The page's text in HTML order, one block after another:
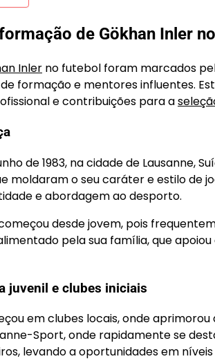
de Gökhan Inler
Inler no futebol foram marcados
formação e mentores influentes.
e contribuições para a
de 1983, na cidade de Lausanne,
moldaram o seu caráter e estilo de
e abordagem ao desporto.
desde jovem, pois
pela sua família, que
juvenil e clubes iniciais
em clubes locais, onde
Sport, onde rapidamente se
levando a oportunidades em níveis